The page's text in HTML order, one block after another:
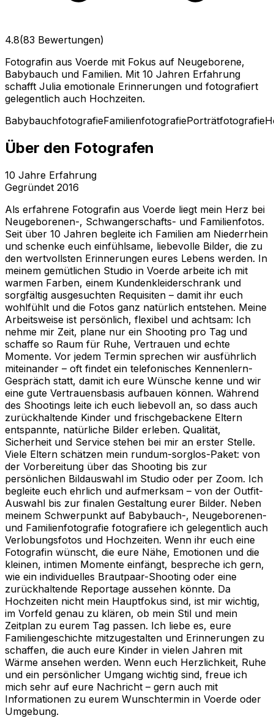
4.8(83 Bewertungen)
Fotografin aus Voerde mit Fokus auf Neugeborene,
Babybauch und Familien. Mit 10 Jahren Erfahrung
schafft Julia emotionale Erinnerungen und fotografiert
gelegentlich auch Hochzeiten.
BabybauchfotografieFamilienfotografiePorträtfotografie
Über den Fotografen
10 Jahre Erfahrung
Gegründet 2016
Als erfahrene Fotografin aus Voerde liegt mein Herz bei
Neugeborenen-, Schwangerschafts- und Familienfotos.
Seit über 10 Jahren begleite ich Familien am Niederrhein
und schenke euch einfühlsame, liebevolle Bilder, die zu
den wertvollsten Erinnerungen eures Lebens werden. In
meinem gemütlichen Studio in Voerde arbeite ich mit
warmen Farben, einem Kundenkleiderschrank und
sorgfältig ausgesuchten Requisiten – damit ihr euch
wohlfühlt und die Fotos ganz natürlich entstehen. Meine
Arbeitsweise ist persönlich, flexibel und achtsam: Ich
nehme mir Zeit, plane nur ein Shooting pro Tag und
schaffe so Raum für Ruhe, Vertrauen und echte
Momente. Vor jedem Termin sprechen wir ausführlich
miteinander – oft findet ein telefonisches Kennenlern-
Gespräch statt, damit ich eure Wünsche kenne und wir
eine gute Vertrauensbasis aufbauen können. Während
des Shootings leite ich euch liebevoll an, so dass auch
zurückhaltende Kinder und frischgebackene Eltern
entspannte, natürliche Bilder erleben. Qualität,
Sicherheit und Service stehen bei mir an erster Stelle.
Viele Eltern schätzen mein rundum-sorglos-Paket: von
der Vorbereitung über das Shooting bis zur
persönlichen Bildauswahl im Studio oder per Zoom. Ich
begleite euch ehrlich und aufmerksam – von der Outfit-
Auswahl bis zur finalen Gestaltung eurer Bilder. Neben
meinem Schwerpunkt auf Babybauch-, Neugeborenen-
und Familienfotografie fotografiere ich gelegentlich auch
Verlobungsfotos und Hochzeiten. Wenn ihr euch eine
Fotografin wünscht, die eure Nähe, Emotionen und die
kleinen, intimen Momente einfängt, bespreche ich gern,
wie ein individuelles Brautpaar-Shooting oder eine
zurückhaltende Reportage aussehen könnte. Da
Hochzeiten nicht mein Hauptfokus sind, ist mir wichtig,
im Vorfeld genau zu klären, ob mein Stil und mein
Zeitplan zu eurem Tag passen. Ich liebe es, eure
Familiengeschichte mitzugestalten und Erinnerungen zu
schaffen, die auch eure Kinder in vielen Jahren mit
Wärme ansehen werden. Wenn euch Herzlichkeit, Ruhe
und ein persönlicher Umgang wichtig sind, freue ich
mich sehr auf eure Nachricht – gern auch mit
Informationen zu eurem Wunschtermin in Voerde oder
Umgebung.